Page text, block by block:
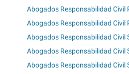
Abogados Responsabilidad Civil
Abogados Responsabilidad Civil
Abogados Responsabilidad Civil
Abogados Responsabilidad Civil
Abogados Responsabilidad Civil